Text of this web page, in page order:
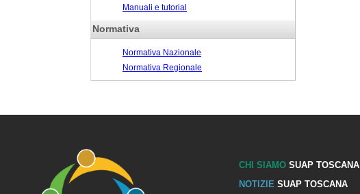
Manuali e tutorial
Normativa
Normativa Nazionale
Normativa Regionale
CHI SIAMOSUAP TOSCANA
NOTIZIE SUAP TOSCANA